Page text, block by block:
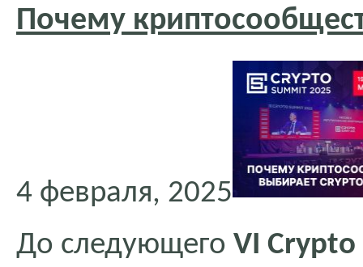
Почему
4 февраля, 2025
До следующего VI